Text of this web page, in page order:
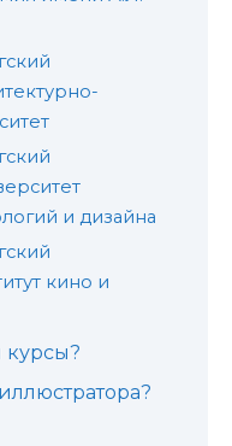
и дизайна
кино и
курсы?